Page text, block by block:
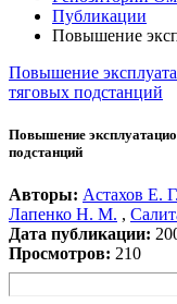
Публикации
Повышение
Повышение
тяговых подстанций
Повышение
подстанций
Авторы: Астахов Е. Г.
Лапенко Н. М. ,
Дата публикации:
Просмотров: 210